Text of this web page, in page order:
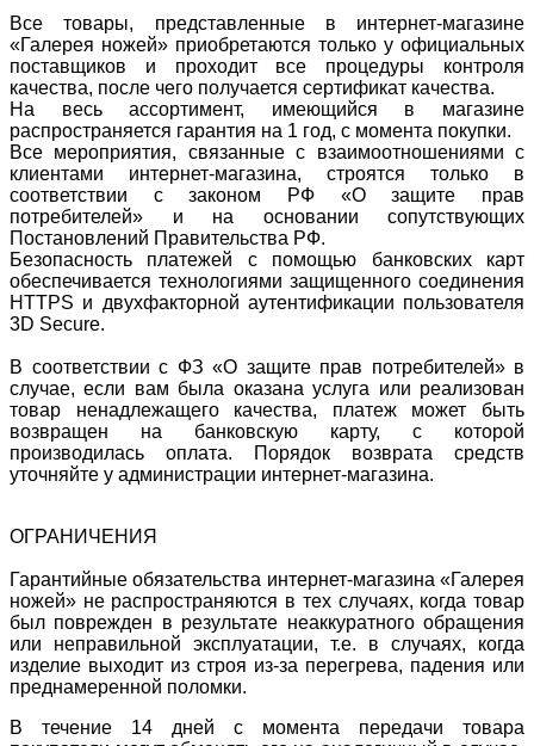
Все товары, представленные в интернет-магазине
«Галерея ножей» приобретаются только у официальных
поставщиков и проходит все процедуры контроля
качества, после чего получается сертификат качества.
На весь ассортимент, имеющийся в магазине
распространяется гарантия на 1 год, с момента покупки.
Все мероприятия, связанные с взаимоотношениями с
клиентами интернет-магазина, строятся только в
соответствии с законом РФ «О защите прав
потребителей» и на основании сопутствующих
Постановлений Правительства РФ.
Безопасность платежей с помощью банковских карт
обеспечивается технологиями защищенного соединения
HTTPS и двухфакторной аутентификации пользователя
3D Secure.
В соответствии с ФЗ «О защите прав потребителей» в
случае, если вам была оказана услуга или реализован
товар ненадлежащего качества, платеж может быть
возвращен на банковскую карту, с которой
производилась оплата. Порядок возврата средств
уточняйте у администрации интернет-магазина.
ОГРАНИЧЕНИЯ
Гарантийные обязательства интернет-магазина «Галерея
ножей» не распространяются в тех случаях, когда товар
был поврежден в результате неаккуратного обращения
или неправильной эксплуатации, т.е. в случаях, когда
изделие выходит из строя из-за перегрева, падения или
преднамеренной поломки.
В течение 14 дней с момента передачи товара